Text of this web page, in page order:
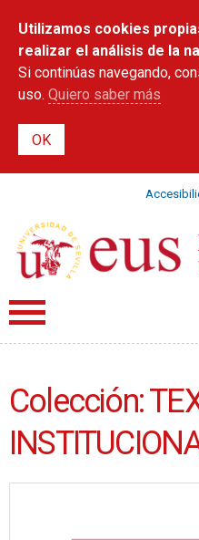
principal
Utilizamos cookies
realizar el análisis de la
Si continúas navegando,
uso. Quiero saber más
Colección: